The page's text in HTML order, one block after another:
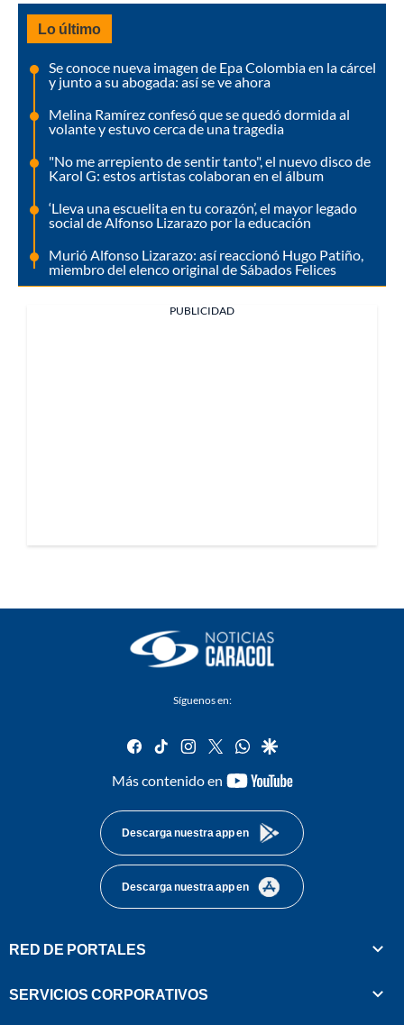
Lo último
Se conoce nueva imagen de Epa Colombia en la cárcel
y junto a su abogada: así se ve ahora
Melina Ramírez confesó que se quedó dormida al
volante y estuvo cerca de una tragedia
"No me arrepiento de sentir tanto", el nuevo disco de
Karol G: estos artistas colaboran en el álbum
‘Lleva una escuelita en tu corazón’, el mayor legado
social de Alfonso Lizarazo por la educación
Murió Alfonso Lizarazo: así reaccionó Hugo Patiño,
miembro del elenco original de Sábados Felices
PUBLICIDAD
Síguenos en:
facebook
tiktok instagram
twitterwhatsapp
google
Más contenido en
youtube-
Descarga nuestra app en
Descarga nuestra app en
RED DE PORTALES
SERVICIOS CORPORATIVOS